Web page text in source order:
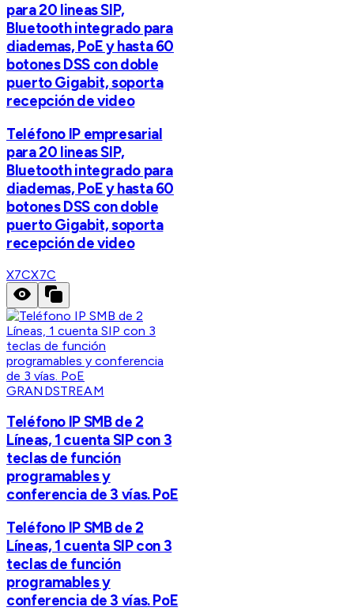
para 20 lineas SIP,
Bluetooth integrado para
diademas, PoE y hasta 60
botones DSS con doble
puerto Gigabit, soporta
recepción de video
Teléfono IP empresarial
para 20 lineas SIP,
Bluetooth integrado para
diademas, PoE y hasta 60
botones DSS con doble
puerto Gigabit, soporta
recepción de video
X7CX7C
GRANDSTREAM
Teléfono IP SMB de 2
Líneas, 1 cuenta SIP con 3
teclas de función
programables y
conferencia de 3 vías. PoE
Teléfono IP SMB de 2
Líneas, 1 cuenta SIP con 3
teclas de función
programables y
conferencia de 3 vías. PoE